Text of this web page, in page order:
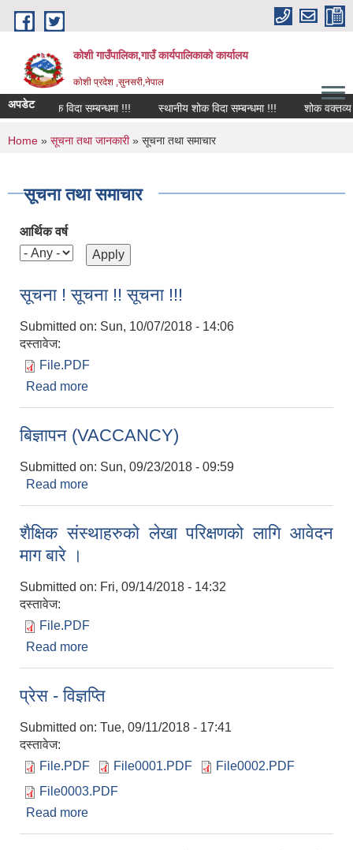
Skip to main content
कोशी गाउँपालिका,गाउँ कार्यपालिकाको कार्यालय
काेशी प्रदेश ,सुनसरी,नेपाल
अपडेटशोक विदा सम्बन्धमा !!! स्थानीय शोक विदा सम्बन्धमा !!! शोक वक्तव्य
You are here
Home » सूचना तथा जानकारी» सूचना तथा समाचार
सूचना तथा समाचार
आर्थिक वर्ष
सूचना ! सूचना !! सूचना !!!
Submitted on: Sun, 10/07/2018 - 14:06
दस्तावेज:
File.PDF
Read more
बिज्ञापन (VACCANCY)
Submitted on: Sun, 09/23/2018 - 09:59
Read more
शैक्षिक संस्थाहरुको लेखा परिक्षणको लागि आवेदन
माग बारे ।
Submitted on: Fri, 09/14/2018 - 14:32
दस्तावेज:
File.PDF
Read more
प्रेस - विज्ञप्ति
Submitted on: Tue, 09/11/2018 - 17:41
दस्तावेज:
File.PDF
File0001.PDF
File0002.PDF
File0003.PDF
Read more